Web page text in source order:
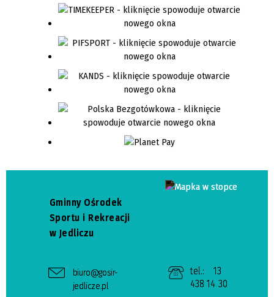
Gminny Ośrodek
Sportu i Rekreacji
w Jedliczu
biuro@gosir-
jedlicze.pl
tel.:
13
438 14 30